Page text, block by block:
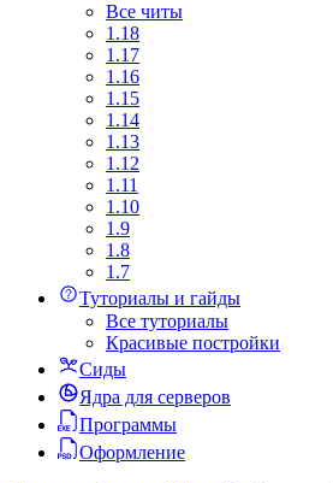
Все читы
1.18
1.17
1.16
1.15
1.14
1.13
1.12
1.11
1.10
1.9
1.8
1.7
Туториалы и гайды
Все туториалы
Красивые постройки
Сиды
Ядра для серверов
Программы
Оформление